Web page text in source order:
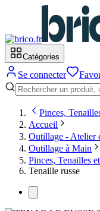
Catégories
Se connecter
Pinces,
Accueil
Outillage - Atelier
Outillage à Main
Pinces, Tenailles
Tenaille russe